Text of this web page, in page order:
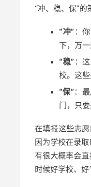
“冲、稳、保”的
“冲” ：
下，万
“稳” ：
校。这
“保” ：
门，只
在填报这些志
因为学校在录
有很大概率会
时候好学校、